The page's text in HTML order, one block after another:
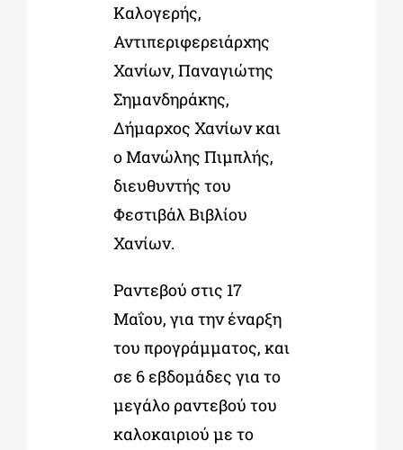
Καλογερής,
Αντιπεριφερειάρχης
Χανίων, Παναγιώτης
Σημανδηράκης,
Δήμαρχος Χανίων και
ο Μανώλης Πιμπλής,
διευθυντής του
Φεστιβάλ Βιβλίου
Χανίων.
Ραντεβού στις 17
Μαΐου, για την έναρξη
του προγράμματος, και
σε 6 εβδομάδες για το
μεγάλο ραντεβού του
καλοκαιριού με το